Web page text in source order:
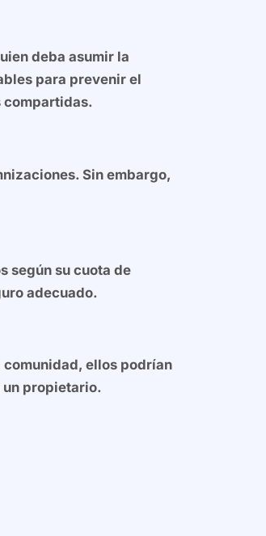
deba asumir la
para prevenir el
compartidas.
Sin embargo,
según su cuota de
adecuado.
ellos podrían
un propietario.